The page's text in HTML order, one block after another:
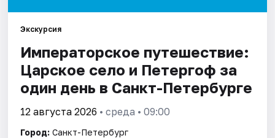
Экскурсия
Императорское путешествие:
Царское село и Петергоф за
один день в Санкт-Петербурге
12 августа 2026 • среда • 09:00
Город: Санкт-Петербург